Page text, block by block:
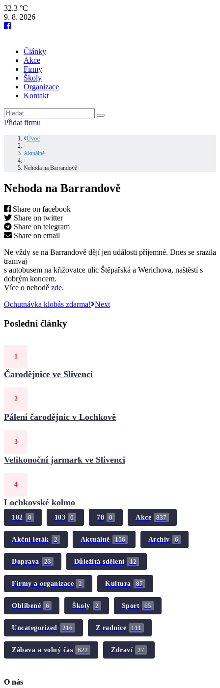
32.3 °C
9. 8. 2026
Články
Akce
Firmy
Školy
Organizace
Kontakt
Přidat firmu
Úvod
Aktuálně
Nehoda na Barrandově
Nehoda na Barrandově
Share on facebook
Share on twitter
Share on telegram
Share on email
Ne vždy se na Barrandově dějí jen události příjemné. Dnes se srazila
tramvaj
s autobusem na křižovatce ulic Štěpařská a Werichova, naštěstí s
dobrým koncem.
Více o nehodě zde.
Ochutnávka klobás zdarma! Next
Poslední články
Čarodějnice ve Slivenci
Pálení čarodějnic v Lochkově
Velikonoční jarmark ve Slivenci
Lochkovské kolmo
102 0 103 0 78 0 Akce 837
Akční leták 2 Aktuálně 156 Archiv 6
Doprava 23 Důležitá sdělení 12
Firmy a organizace 2 Kultura 87
Oblíbené 6 Školy 2 Sport 65
Uncategorized 216 Z radnice 111
Zábava a volný čas 622 Zdraví 27
O nás